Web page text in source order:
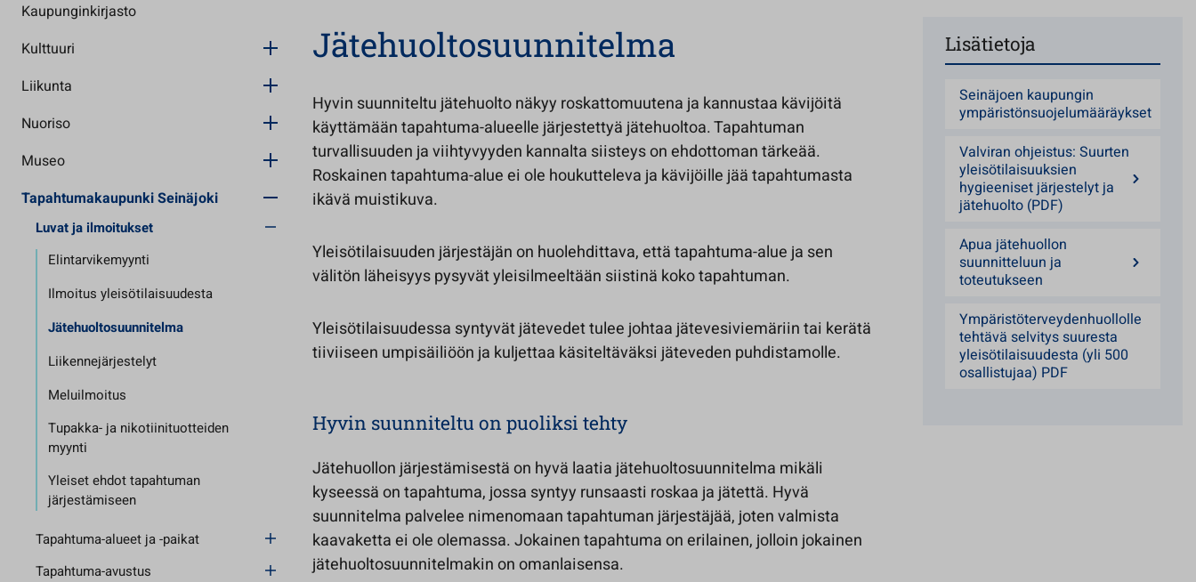
Kaupunginkirjasto
Kulttuuri
Liikunta
Nuoriso
Museo
Tapahtumakaupunki Seinäjoki
Luvat ja ilmoitukset
Elintarvikemyynti
Ilmoitus yleisötilaisuudesta
Jätehuoltosuunnitelma
Liikennejärjestelyt
Meluilmoitus
Tupakka- ja nikotiinituotteiden
myynti
Yleiset ehdot tapahtuman
järjestämiseen
Tapahtuma-alueet ja -paikat
Tapahtuma-avustus
Jätehuoltosuunnitelma
Hyvin suunniteltu jätehuolto näkyy roskattomuutena ja kannustaa kävijöitä
käyttämään tapahtuma-alueelle järjestettyä jätehuoltoa. Tapahtuman
turvallisuuden ja viihtyvyyden kannalta siisteys on ehdottoman tärkeää.
Roskainen tapahtuma-alue ei ole houkutteleva ja kävijöille jää tapahtumasta
ikävä muistikuva.
Yleisötilaisuuden järjestäjän on huolehdittava, että tapahtuma-alue ja sen
välitön läheisyys pysyvät yleisilmeeltään siistinä koko tapahtuman.
Yleisötilaisuudessa syntyvät jätevedet tulee johtaa jätevesiviemäriin tai kerätä
tiiviiseen umpisäiliöön ja kuljettaa käsiteltäväksi jäteveden puhdistamolle.
Hyvin suunniteltu on puoliksi tehty
Jätehuollon järjestämisestä on hyvä laatia jätehuoltosuunnitelma mikäli
kyseessä on tapahtuma, jossa syntyy runsaasti roskaa ja jätettä. Hyvä
suunnitelma palvelee nimenomaan tapahtuman järjestäjää, joten valmista
kaavaketta ei ole olemassa. Jokainen tapahtuma on erilainen, jolloin jokainen
jätehuoltosuunnitelmakin on omanlaisensa.
Lisätietoja
Seinäjoen kaupungin
ympäristönsuojelumääräykset
Valviran ohjeistus: Suurten
yleisötilaisuuksien
hygieeniset järjestelyt ja
jätehuolto (PDF)
Apua jätehuollon
suunnitteluun ja
toteutukseen
Ympäristöterveydenhuollolle
tehtävä selvitys suuresta
yleisötilaisuudesta (yli 500
osallistujaa) PDF